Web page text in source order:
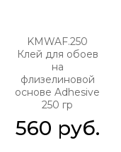
KMWAF.250
Клей для обоев
на
флизелиновой
основе Adhesive
250 гр
560 руб.